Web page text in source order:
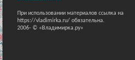
При использовании материалов ссылка на
https://vladimirka.ru/ обязательна.
2006- © «Владимирка.ру»